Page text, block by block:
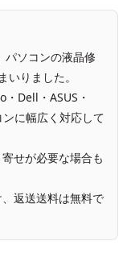
パソコンの液晶修
りました。
Dell・ASUS・
に幅広く対応して
せが必要な場合も
返送送料は無料で